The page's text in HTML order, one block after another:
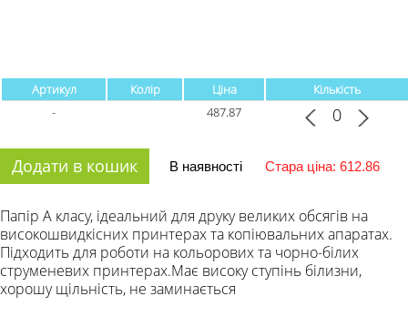
Артикул Колір Ціна
Кількість
-
487.87
Додати в кошик В наявності Стара ціна: 612.86
Папір А класу, ідеальний для друку великих обсягів на
високошвидкісних принтерах та копіювальних апаратах.
Підходить для роботи на кольорових та чорно-білих
cтруменевих принтерах.Має високу ступінь білизни,
хорошу щільність, не заминається